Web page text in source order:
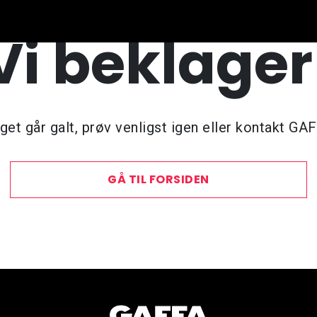
går galt, prøv venligst igen eller kontakt
GÅ TIL FORSIDEN